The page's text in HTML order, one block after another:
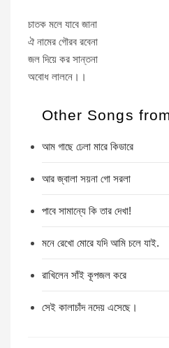
চাতক মলে যাবে জানা
ঐ নামের গৌরব রবেনা
জল দিয়ে কর সান্তনা
অবোধ লালনে।।
Other Songs
আম গাছে ঢেলা মারে কিডারে
আর জ্বালা সয়না গো সরলা
পাবে সামান্যে কি তার দেখা!
মনে রেখো মোরে যদি আমি চলে যাই.
রাখিলেন সাঁই কূপজল করে
সেই কালাচাঁদ নদেয় এসেছে।